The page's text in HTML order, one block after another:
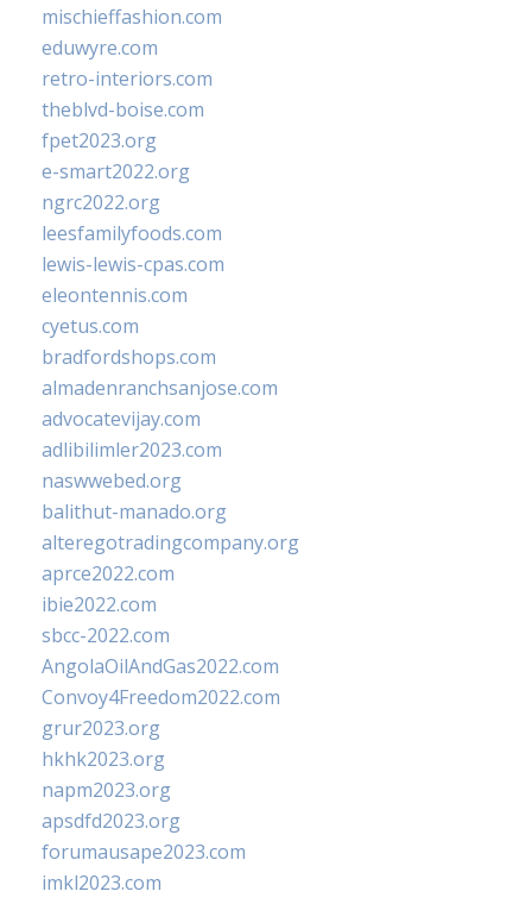
mischieffashion.com
eduwyre.com
retro-interiors.com
theblvd-boise.com
fpet2023.org
e-smart2022.org
ngrc2022.org
leesfamilyfoods.com
lewis-lewis-cpas.com
eleontennis.com
cyetus.com
bradfordshops.com
almadenranchsanjose.com
advocatevijay.com
adlibilimler2023.com
naswwebed.org
balithut-manado.org
alteregotradingcompany.org
aprce2022.com
ibie2022.com
sbcc-2022.com
AngolaOilAndGas2022.com
Convoy4Freedom2022.com
grur2023.org
hkhk2023.org
napm2023.org
apsdfd2023.org
forumausape2023.com
imkl2023.com